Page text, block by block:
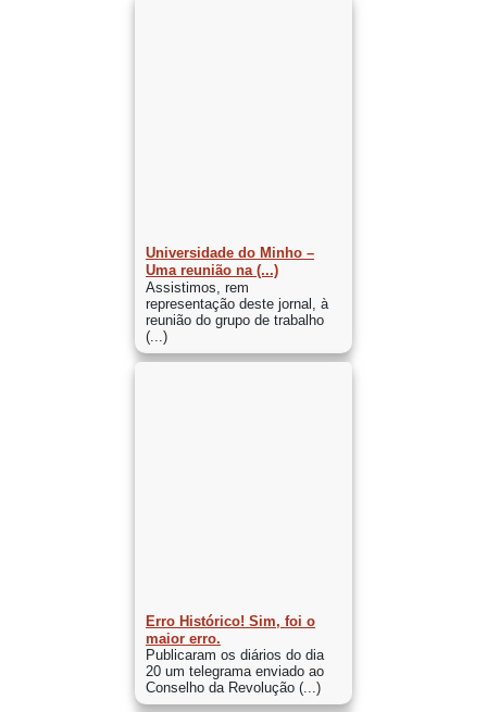
Universidade do Minho –
Uma reunião na (...)
Assistimos, rem
representação deste jornal, à
reunião do grupo de trabalho
(...)
Erro Histórico! Sim, foi o
maior erro.
Publicaram os diários do dia
20 um telegrama enviado ao
Conselho da Revolução (...)